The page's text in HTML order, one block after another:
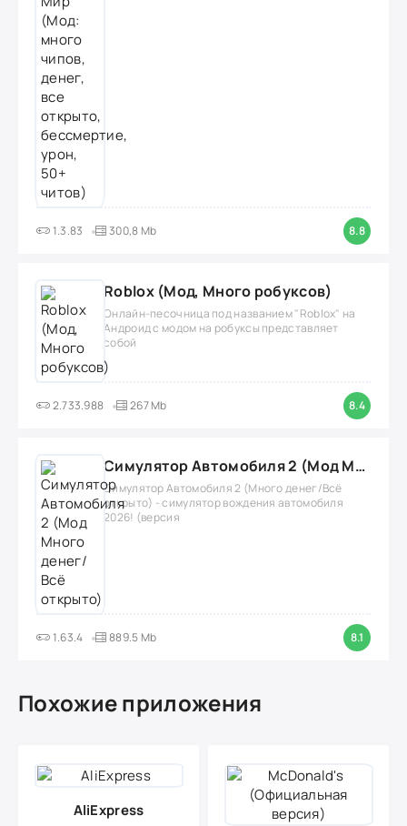
1.3.83 300,8 Mb 8.8
Roblox (Мод, Много робуксов)
Онлайн-песочница под названием "Roblox" на
Андроид с модом на робуксы представляет
собой
2.733.988 267 Mb 8.4
Симулятор Автомобиля 2 (Мод Много денег/Всё открыто)
Симулятор Автомобиля 2 (Много денег/Всё
открыто) - симулятор вождения автомобиля
2026! (версия
1.63.4 889.5 Mb 8.1
Похожие приложения
AliExpress